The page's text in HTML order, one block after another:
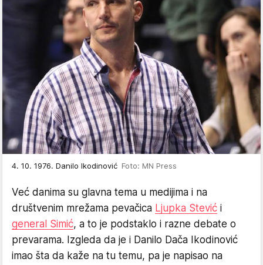
4. 10. 1976. Danilo Ikodinović Foto: MN Press
Već danima su glavna tema u medijima i na
društvenim mrežama pevačica Ljupka Stević i
general Simić, a to je podstaklo i razne debate o
prevarama. Izgleda da je i Danilo Dača Ikodinović
imao šta da kaže na tu temu, pa je napisao na